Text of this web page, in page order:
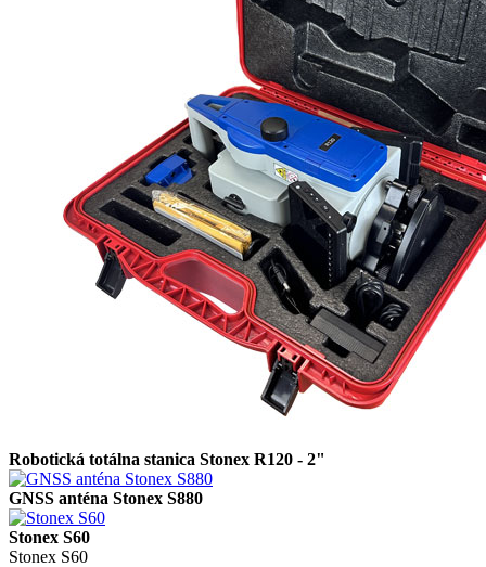
Robotická totálna stanica Stonex R120 - 2"
GNSS anténa Stonex S880
Stonex S60
Stonex S60